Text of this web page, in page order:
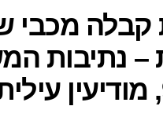
מכבי
– נתיבות